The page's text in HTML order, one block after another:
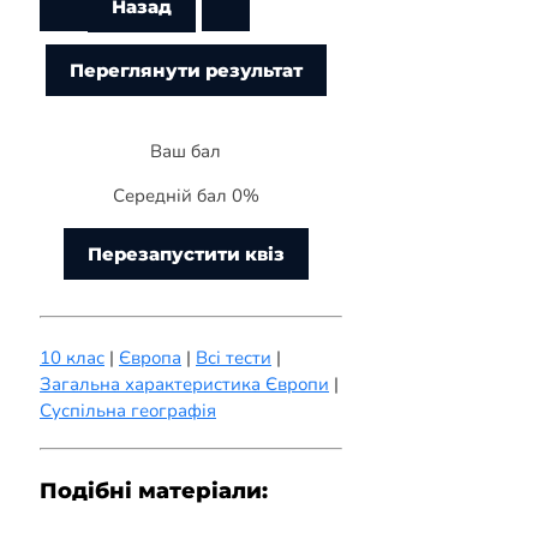
Ваш бал
Середній бал 0%
Перезапустити квіз
10 клас | Європа | Всі тести |
Загальна характеристика Європи |
Суспільна географія
Подібні матеріали: